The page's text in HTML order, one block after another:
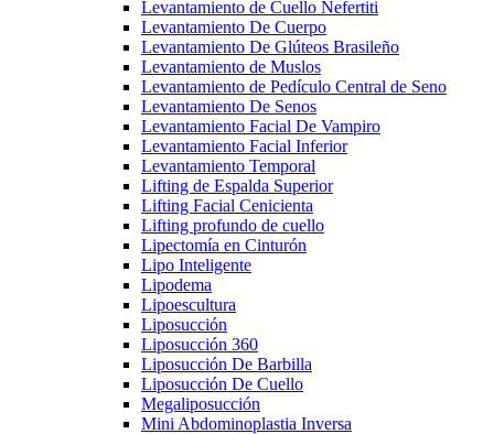
Levantamiento de Cuello Nefertiti
Levantamiento De Cuerpo
Levantamiento De Glúteos Brasileño
Levantamiento de Muslos
Levantamiento de Pedículo Central de Seno
Levantamiento De Senos
Levantamiento Facial De Vampiro
Levantamiento Facial Inferior
Levantamiento Temporal
Lifting de Espalda Superior
Lifting Facial Cenicienta
Lifting profundo de cuello
Lipectomía en Cinturón
Lipo Inteligente
Lipodema
Lipoescultura
Liposucción
Liposucción 360
Liposucción De Barbilla
Liposucción De Cuello
Megaliposucción
Mini Abdominoplastia Inversa